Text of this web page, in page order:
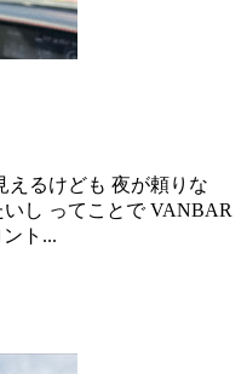
えるけども 夜が頼りな
し ってことで VANBAR
ト...